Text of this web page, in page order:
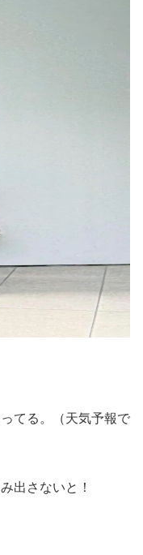
てる。（天気予報で
出さないと！